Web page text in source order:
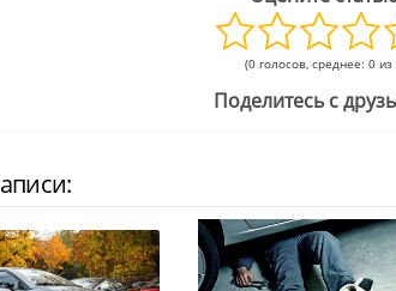
(0 голосов, среднее: 0 из
Поделитесь с